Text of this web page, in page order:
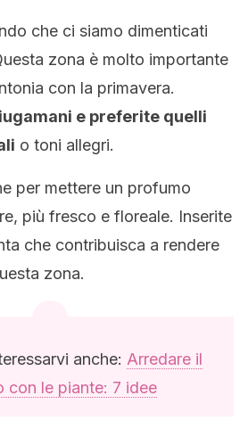
che ci siamo dimenticati
zona è molto importante
con la primavera.
e preferite quelli
o toni allegri.
per mettere un profumo
più fresco e floreale. Inserite
che contribuisca a rendere
zona.
anche: Arredare il
con le piante: 7 idee